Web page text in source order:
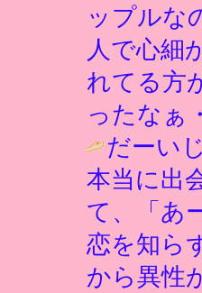
ップルな
人で心細
れてる方
ったなぁ
だーい
本当に出
て、「あ
恋を知ら
から異性